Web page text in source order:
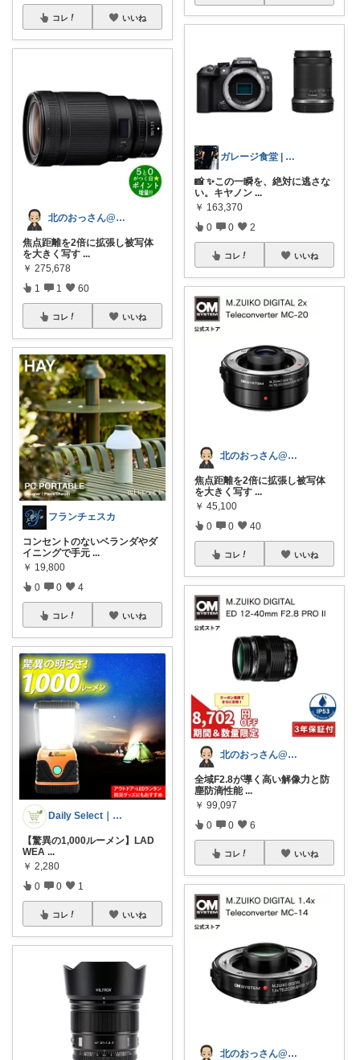
コレ いいね
北のおっさん@ガジェット好き
焦点距離を2倍に拡張し被写体
を大きく写す ...
￥ 275,678
1 1 60
コレ いいね
フランチェスカ
コンセントのないベランダやダ
イニングで手元 ...
￥ 19,800
0 0 4
コレ いいね
Daily Select｜日用品・食品
【驚異の1,000ルーメン】LAD
WEA ...
￥ 2,280
0 0 1
コレ いいね
ガレージ食堂 | 開業準備中
📸 ✨この一瞬を、絶対に逃さな
い。キヤノン ...
￥ 163,370
0 0 2
コレ いいね
北のおっさん@ガジェット好き
焦点距離を2倍に拡張し被写体
を大きく写す ...
￥ 45,100
0 0 40
コレ いいね
北のおっさん@ガジェット好き
全域F2.8が導く高い解像力と防
塵防滴性能 ...
￥ 99,097
0 0 6
コレ いいね
北のおっさん@ガジェット好き